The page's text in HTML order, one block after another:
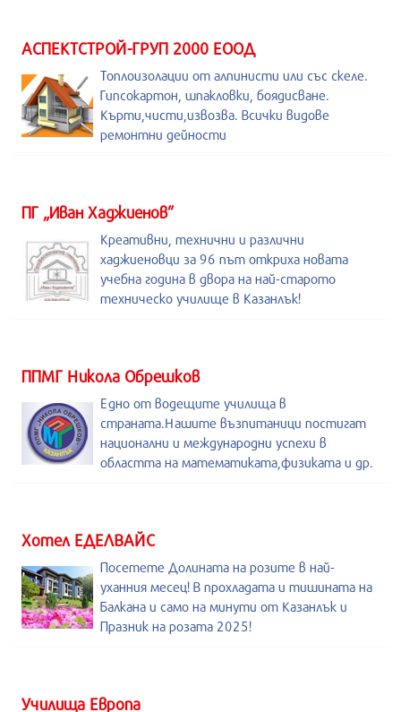
АСПЕКТСТРОЙ-ГРУП 2000 ЕООД
Топлоизолации от алпинисти или със скеле.
Гипсокартон, шпакловки, боядисване.
Кърти,чисти,извозва. Всички видове
ремонтни дейности
ПГ „Иван Хаджиенов”
Креативни, технични и различни
хаджиеновци за 96 път откриха новата
учебна година в двора на най-старото
техническо училище в Казанлък!
ППМГ Никола Обрешков
Едно от водещите училища в
страната.Нашите възпитаници постигат
национални и международни успехи в
областта на математиката,физиката и др.
Хотел ЕДЕЛВАЙС
Посетете Долината на розите в най-
уханния месец! В прохладата и тишината на
Балкана и само на минути от Казанлък и
Празник на розата 2025!
Училища Европа